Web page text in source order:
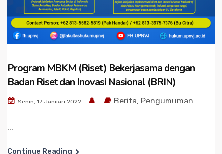
Program MBKM (Riset) Bekerjasama dengan
Badan Riset dan Inovasi Nasional (BRIN)
Senin, 17 Januari 2022 Berita, Pengumuman
...
Continue Reading